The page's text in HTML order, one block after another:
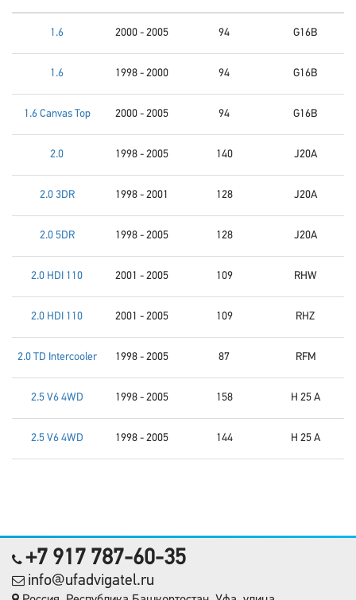
1.6 2000 - 2005 94 G16B
1.6 1998 - 2000 94 G16B
1.6 Canvas Top 2000 - 2005 94 G16B
2.0 1998 - 2005 140 J20A
2.0 3DR 1998 - 2001 128 J20A
2.0 5DR 1998 - 2005 128 J20A
2.0 HDI 110 2001 - 2005 109 RHW
2.0 HDI 110 2001 - 2005 109 RHZ
2.0 TD Intercooler 1998 - 2005 87 RFM
2.5 V6 4WD 1998 - 2005 158 H 25 A
2.5 V6 4WD 1998 - 2005 144 H 25 A
+7 917 787-60-35
info@ufadvigatel.ru